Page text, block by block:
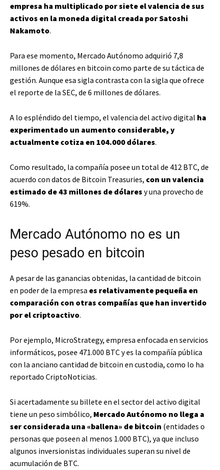
empresa ha multiplicado por siete el valencia de sus
activos en la moneda digital creada por Satoshi
Nakamoto.
Para ese momento, Mercado Autónomo adquirió 7,8
millones de dólares en bitcoin como parte de su táctica de
gestión. Aunque esa sigla contrasta con la sigla que ofrece
el reporte de la SEC, de 6 millones de dólares.
A lo espléndido del tiempo, el valencia del activo digital ha
experimentado un aumento considerable, y
actualmente cotiza en 104.000 dólares.
Como resultado, la compañía posee un total de 412 BTC, de
acuerdo con datos de Bitcoin Treasuries, con un valencia
estimado de 43 millones de dólares y una provecho de
619%.
Mercado Autónomo no es un
peso pesado en bitcoin
A pesar de las ganancias obtenidas, la cantidad de bitcoin
en poder de la empresa es relativamente pequeña en
comparación con otras compañías que han invertido
por el criptoactivo.
Por ejemplo, MicroStrategy, empresa enfocada en servicios
informáticos, posee 471.000 BTC y es la compañía pública
con la anciano cantidad de bitcoin en custodia, como lo ha
reportado CriptoNoticias.
Si acertadamente su billete en el sector del activo digital
tiene un peso simbólico, Mercado Autónomo no llega a
ser considerada una «ballena» de bitcoin (entidades o
personas que poseen al menos 1.000 BTC), ya que incluso
algunos inversionistas individuales superan su nivel de
acumulación de BTC.